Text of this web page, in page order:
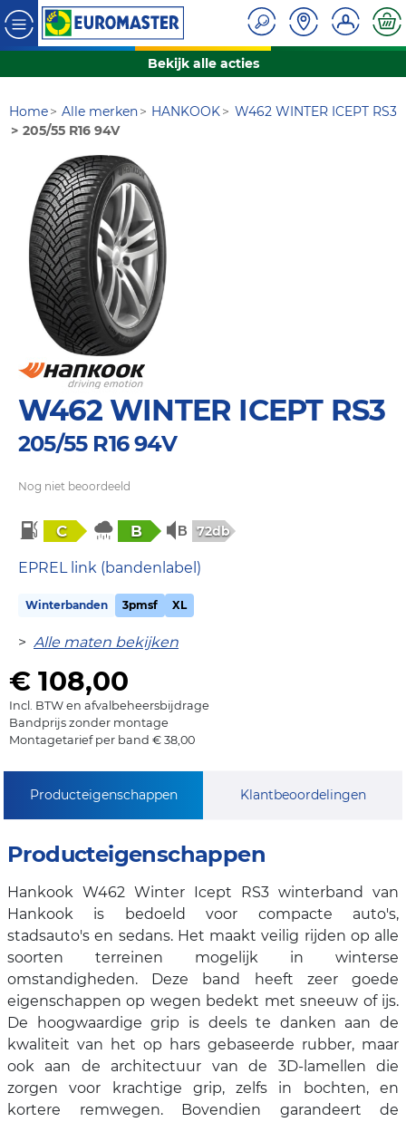
Bekijk alle acties
Home Alle merken HANKOOK
W462 WINTER ICEPT RS3
205/55 R16 94V
W462 WINTER ICEPT RS3
205/55 R16 94V
Nog niet beoordeeld
C B 72db
EPREL link (bandenlabel)
Winterbanden 3pmsf XL
> Alle maten bekijken
€ 108,00
Incl. BTW en afvalbeheersbijdrage
Bandprijs zonder montage
Montagetarief per band € 38,00
Producteigenschappen Klantbeoordelingen
Producteigenschappen
Hankook W462 Winter Icept RS3 winterband van
Hankook is bedoeld voor compacte auto's,
stadsauto's en sedans. Het maakt veilig rijden op alle
soorten terreinen mogelijk in winterse
omstandigheden. Deze band heeft zeer goede
eigenschappen op wegen bedekt met sneeuw of ijs.
De hoogwaardige grip is deels te danken aan de
kwaliteit van het op hars gebaseerde rubber, maar
ook aan de architectuur van de 3D-lamellen die
zorgen voor krachtige grip, zelfs in bochten, en
kortere remwegen. Bovendien garandeert de